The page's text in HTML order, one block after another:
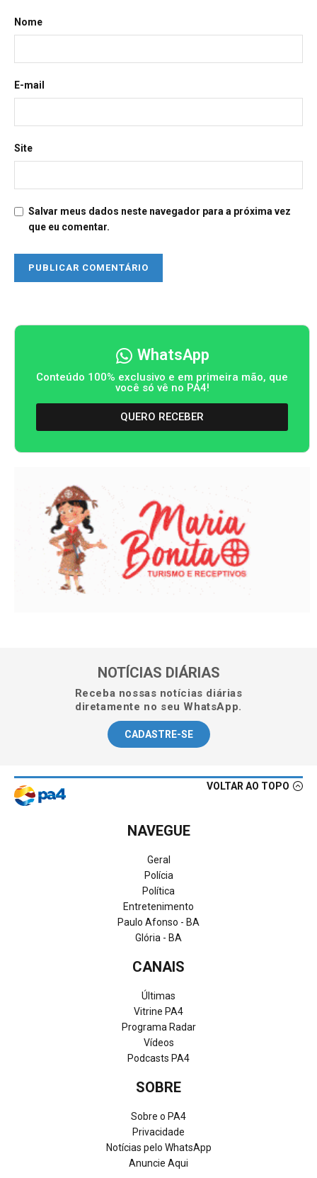
Nome
E-mail
Site
Salvar meus dados neste navegador para a próxima vez
que eu comentar.
WhatsApp
Conteúdo 100% exclusivo e em primeira mão, que
você só vê no PA4!
QUERO RECEBER
NOTÍCIAS DIÁRIAS
Receba nossas notícias diárias
diretamente no seu WhatsApp.
CADASTRE-SE
VOLTAR AO TOPO
NAVEGUE
Geral
Polícia
Política
Entretenimento
Paulo Afonso - BA
Glória - BA
CANAIS
Últimas
Vitrine PA4
Programa Radar
Vídeos
Podcasts PA4
SOBRE
Sobre o PA4
Privacidade
Notícias pelo WhatsApp
Anuncie Aqui